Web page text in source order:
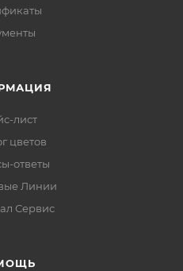
лист
цветов
ответы
Линии
Сервис